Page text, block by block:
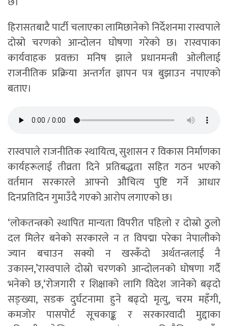
हिरासतबाटै पार्टी चलाएका लामिछानेको निर्देशनमा रास्वपाले
दोस्रो चरणको आन्दोलन घोषणा गरेको छ। रास्वपाका
कार्यवाहक प्रवक्ता मनिष झाले प्रधानमन्त्री ओलीलाई
राजनीतिक प्रक्रिया अन्तर्गत ज्ञापन पत्र बुझाउन नपाएको
बताए।
रास्वपाले राजनीतिक स्थायित्व, सुशासन र विकास निर्माणका
कार्यहरूलाई तीव्रता दिने प्रतिबद्धता सहित गठन भएको
वर्तमान सरकारले आफ्नो औचित्य पुष्टि गर्ने आधार
दिनप्रतिदिन गुमाउँदै गएको आरोप लगाएको छ।
‘लोकतन्त्रको स्थापित मान्यता विपरीत पहिलो र दोस्रो ठुलो
दल मिलेर बनेको सरकारले न त विपद्मा परेका नेपालीको
ज्यान बचाउन सक्यो न खस्कँदो अर्थतन्त्रलाई नै
उकास्न,’रास्वपाले दोस्रो चरणको आन्दोलनको घोषणा गर्दै
भनेको छ,‘रोजगारी र शिक्षाको लागि विदेश जानेको बढ्दो
सङ्ख्या, सडक दुर्घटनामा हुने बढ्दो मृत्यु, चरम महँगी,
कमजोर पासपोर्ट सूचकाङ्क र सरकारवादी मुद्दाका